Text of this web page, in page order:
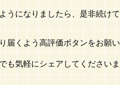
うになりましたら、是非続けて
届くよう高評価ボタンをお願い
も気軽にシェアしてくださいま